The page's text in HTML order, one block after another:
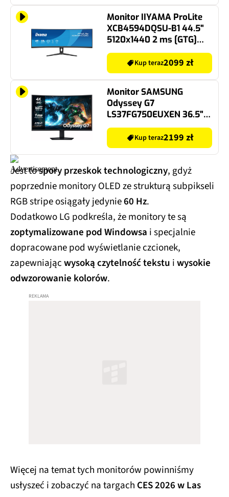
Monitor IIYAMA ProLite
XCB4594DQSU-B1 44.5"
5120x1440 2 ms [GTG]
Curved
Kup teraz2099 zł
Monitor SAMSUNG
Odyssey G7
LS37FG750EUXEN 36.5"
3840x2160px 165Hz 1 ms
[GTG] Curved
Kup teraz2199 zł
Jest tospory przeskok technologiczny, gdyż
poprzednie monitory OLED ze strukturą subpikseli
RGB stripe osiągały jedynie60 Hz.
Dodatkowo LG podkreśla, że monitory te są
zoptymalizowane pod Windowsa i specjalnie
dopracowane pod wyświetlanie czcionek,
zapewniającwysoką czytelność tekstu iwysokie
odwzorowanie kolorów.
Więcej na temat tych monitorów powinniśmy
usłyszeć i zobaczyć na targach CES 2026 w Las